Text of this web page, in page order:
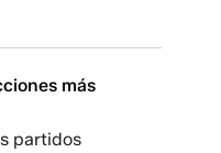
más
partidos